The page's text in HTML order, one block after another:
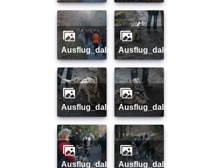
ausflug_dalmi_januar_08_10
ausflug_dalmi_januar_08_12
ausflug_dalmi_januar_08_14